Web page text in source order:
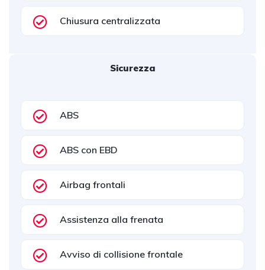
Chiusura centralizzata
Sicurezza
ABS
ABS con EBD
Airbag frontali
Assistenza alla frenata
Avviso di collisione frontale